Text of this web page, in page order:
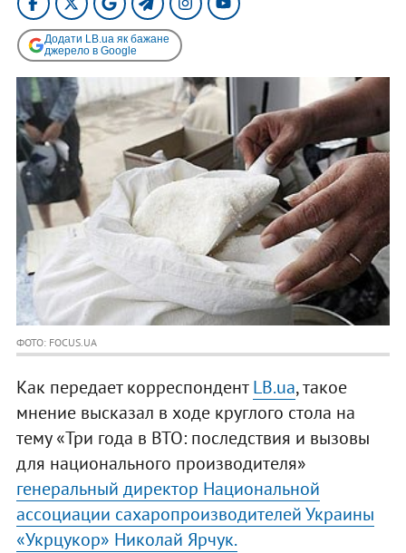
Додати LB.ua як бажане
джерело в Google
ФОТО: FOCUS.UA
Как передает корреспондентLB.ua, такое
мнение высказал в ходе круглого стола на
тему «Три года в ВТО: последствия и вызовы
для национального производителя»
генеральный директор Национальной
ассоциации сахаропроизводителей Украины
«Укрцукор» Николай Ярчук.